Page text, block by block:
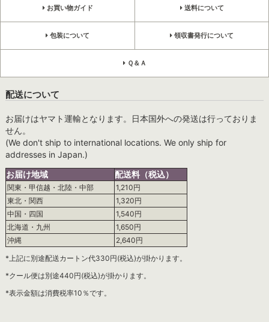
お買い物ガイド 送料について
包装について 領収書発行について
Ｑ＆Ａ
配送について
お届けはヤマト運輸となります。日本国外への発送は行っておりま
せん。
(We don't ship to international locations. We only ship for
addresses in Japan.)
お届け地域
配送料（税込）
関東・甲信越・北陸・中部
1,210円
東北・関西
1,320円
中国・四国
1,540円
北海道・九州
1,650円
沖縄
2,640円
*上記に別途配送カートン代330円(税込)が掛かります。
*クール便は別途440円(税込)が掛かります。
*表示金額は消費税率10％です。